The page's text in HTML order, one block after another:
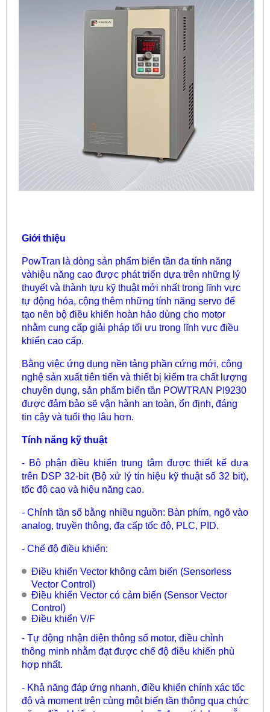
Giới thiệu
PowTran là dòng sản phẩm biến tần đa tính năng
vàhiệu năng cao được phát triển dựa trên những lý
thuyết và thành tựu kỹ thuật mới nhất trong lĩnh vực
tự động hóa, cộng thêm những tính năng servo để
tạo nên bộ điều khiển hoàn hảo dùng cho motor
nhằm cung cấp giải pháp tối ưu trong lĩnh vực điều
khiển cao cấp.
Bằng việc ứng dụng nền tảng phần cứng mới, công
nghệ sản xuất tiên tiến và thiết bị kiểm tra chất lượng
chuyên dụng, sản phẩm biến tần POWTRAN PI9230
được đảm bảo sẽ vận hành an toàn, ổn định, đáng
tin cậy và tuổi thọ lâu hơn.
Tính năng kỹ thuật
- Bộ phận điều khiển trung tâm được thiết kế dựa
trên DSP 32-bit (Bộ xử lý tín hiệu kỹ thuật số 32 bit),
tốc độ cao và hiệu năng cao.
- Chỉnh tần số bằng nhiều nguồn: Bàn phím, ngõ vào
analog, truyền thông, đa cấp tốc độ, PLC, PID.
- Chế độ điều khiển:
Điều khiển Vector không cảm biến (Sensorless
Vector Control)
Điều khiển Vector có cảm biến (Sensor Vector
Control)
Điều khiển V/F
- Tự động nhận diện thông số motor, điều chỉnh
thông minh nhằm đạt được chế độ điều khiển phù
hợp nhất.
- Khả năng đáp ứng nhanh, điều khiển chính xác tốc
độ và moment trên cùng một biến tần thông qua chức